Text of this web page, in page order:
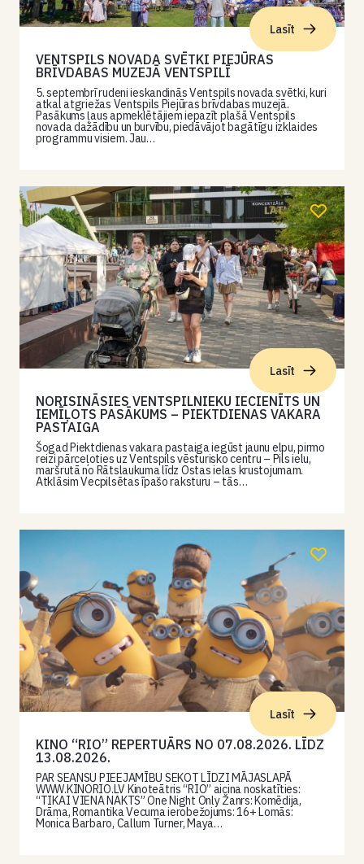
Lasīt
VENTSPILS NOVADA SVĒTKI PIEJŪRAS
BRĪVDABAS MUZEJĀ VENTSPILĪ
5. septembrī rudeni ieskandinās Ventspils novada svētki, kuri
atkal atgriežas Ventspils Piejūras brīvdabas muzejā.
Pasākums ļaus apmeklētājiem iepazīt plašā Ventspils
novada dažādību un burvību, piedāvājot bagātīgu izklaides
programmu visiem. Jau…
Lasīt
NORISINĀSIES VENTSPILNIEKU IECIENĪTS UN
IEMĪĻOTS PASĀKUMS – PIEKTDIENAS VAKARA
PASTAIGA
Šogad Piektdienas vakara pastaiga iegūst jaunu elpu, pirmo
reizi pārceļoties uz Ventspils vēsturisko centru – Pils ielu,
maršrutā no Rātslaukuma līdz Ostas ielas krustojumam.
Atklāsim Vecpilsētas īpašo raksturu – tās…
Lasīt
KINO “RIO” REPERTUĀRS NO 07.08.2026. LĪDZ
13.08.2026.
PAR SEANSU PIEEJAMĪBU SEKOT LĪDZI MĀJASLAPĀ
WWW.KINORIO.LV Kinoteātris “RIO” aicina noskatīties:
“TIKAI VIENA NAKTS” One Night Only Žanrs: Komēdija,
Drāma, Romantika Vecuma ierobežojums: 16+ Lomās:
Monica Barbaro, Callum Turner, Maya…